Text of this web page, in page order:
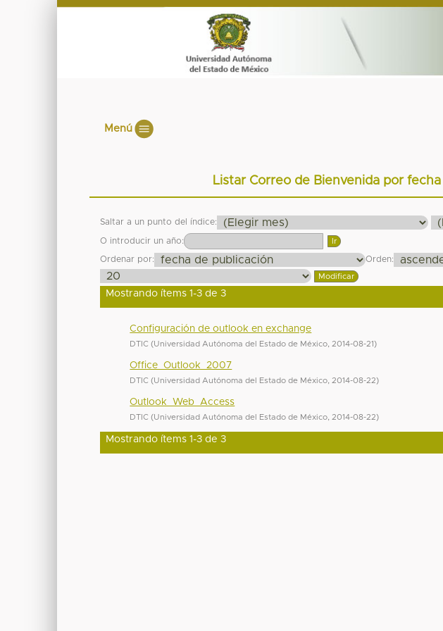
Menú
Listar Correo de Bienvenida por
Saltar a un punto del índice:
O introducir un año:
Ordenar por: Orden:
Mostrando ítems 1-3 de 3
Configuración de outlook en exchange
DTIC (Universidad Autónoma del Estado de México 2014-08-21)
Office_Outlook_2007
DTIC (Universidad Autónoma del Estado de México 2014-08-22)
Outlook_Web_Access
DTIC (Universidad Autónoma del Estado de México 2014-08-22)
Mostrando ítems 1-3 de 3